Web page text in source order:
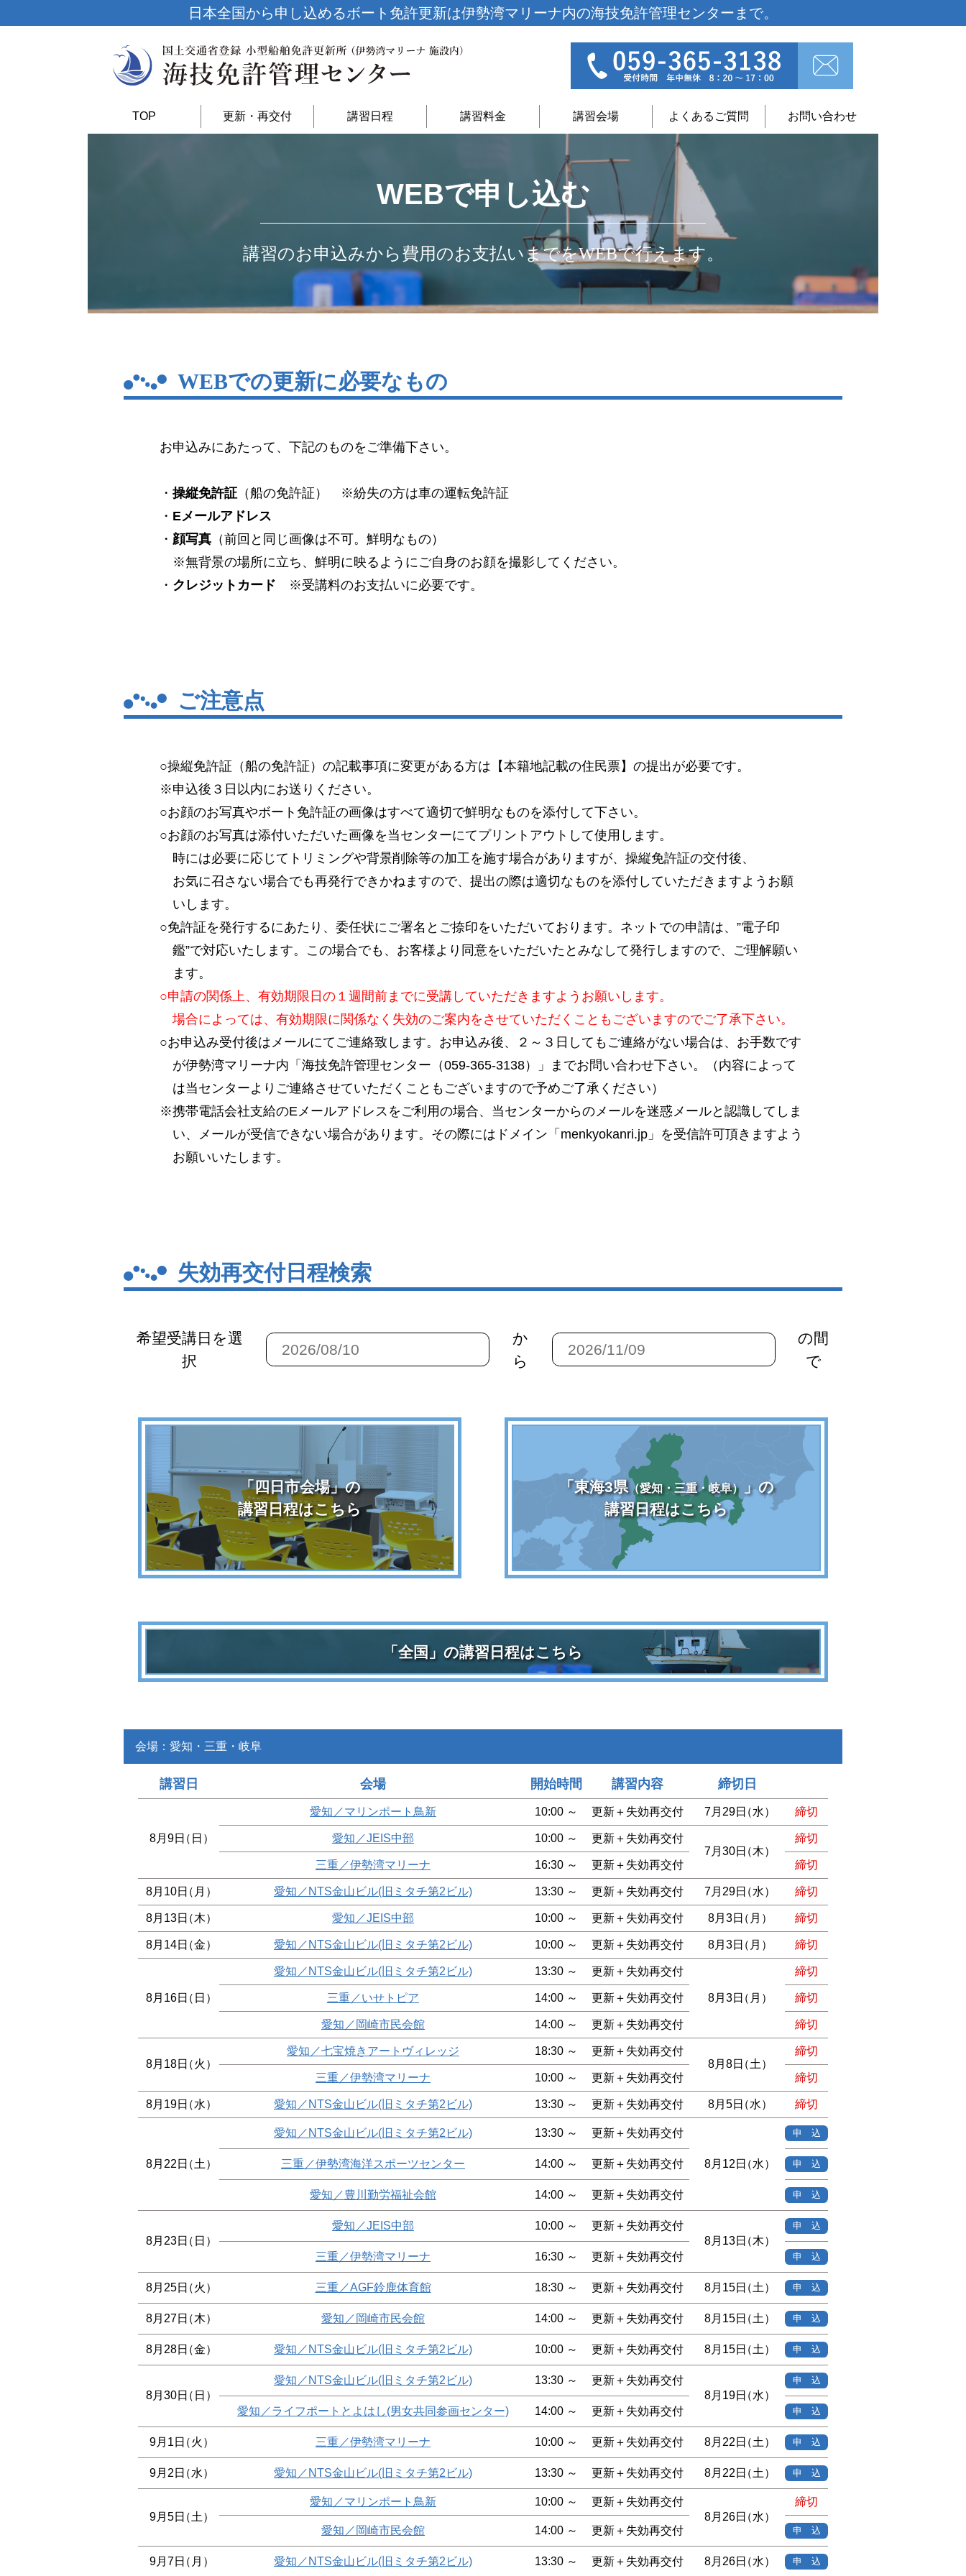
日本全国から申し込めるボート免許更新は伊勢湾マリーナ内の海技免許管理センターまで。
TOP 更新・再交付 講習日程 講習料金 講習会場 よくあるご質問 お問い合わせ
WEBで申し込む
講習のお申込みから費用のお支払いまでをWEBで行えます。
WEBでの更新に必要なもの
お申込みにあたって、下記のものをご準備下さい。
・ 操縦免許証 （船の免許証）
※紛失の方は車の運転免許証
・ Eメールアドレス
・ 顔写真 （前回と同じ画像は不可。鮮明なもの）
※無背景の場所に立ち、鮮明に映るようにご自身のお顔を撮影してください。
・ クレジットカード ※受講料のお支払いに必要です。
ご注意点
○操縦免許証（船の免許証）の記載事項に変更がある方は【本籍地記載の住民票】の提出が必要です。
※申込後３日以内にお送りください。
○お顔のお写真やボート免許証の画像はすべて適切で鮮明なものを添付して下さい。
○お顔のお写真は添付いただいた画像を当センターにてプリントアウトして使用します。
時には必要に応じてトリミングや背景削除等の加工を施す場合がありますが、操縦免許証の交付後、
お気に召さない場合でも再発行できかねますので、提出の際は適切なものを添付していただきますようお願
いします。
○免許証を発行するにあたり、委任状にご署名とご捺印をいただいております。ネットでの申請は、”電子印
鑑”で対応いたします。この場合でも、お客様より同意をいただいたとみなして発行しますので、ご理解願い
ます。
○申請の関係上、有効期限日の１週間前までに受講していただきますようお願いします。
場合によっては、有効期限に関係なく失効のご案内をさせていただくこともございますのでご了承下さい。
○お申込み受付後はメールにてご連絡致します。お申込み後、２～３日してもご連絡がない場合は、お手数です
が伊勢湾マリーナ内「海技免許管理センター（059-365-3138）」までお問い合わせ下さい。（内容によって
は当センターよりご連絡させていただくこともございますので予めご了承ください）
※携帯電話会社支給のEメールアドレスをご利用の場合、当センターからのメールを迷惑メールと認識してしま
い、メールが受信できない場合があります。その際にはドメイン「menkyokanri.jp」を受信許可頂きますよう
お願いいたします。
失効再交付日程検索
希望受講日を選
択
か
ら
の間
で
「四日市会場」の
講習日程はこちら
「東海3県（愛知・三重・岐阜）
」の
講習日程はこちら
「全国」の講習日程はこちら
会場：愛知・三重・岐阜
講習日 会場 開始時間 講習内容 締切日
8月9日（日）
愛知／マリンポート鳥新 10:00 ～ 更新＋失効再交付 7月29日（水） 締切
愛知／JEIS中部 10:00 ～
更新＋失効再交付
7月30日（木）
締切
三重／伊勢湾マリーナ 16:30 ～ 更新＋失効再交付 締切
8月10日（月） 愛知／NTS金山ビル(旧ミタチ第2ビル) 13:30 ～ 更新＋失効再交付 7月29日（水） 締切
8月13日（木） 愛知／JEIS中部 10:00 ～ 更新＋失効再交付 8月3日（月） 締切
8月14日（金） 愛知／NTS金山ビル(旧ミタチ第2ビル) 10:00 ～ 更新＋失効再交付 8月3日（月） 締切
8月16日（日）
愛知／NTS金山ビル(旧ミタチ第2ビル) 13:30 ～ 更新＋失効再交付
8月3日（月）
締切
三重／いせトピア 14:00 ～ 更新＋失効再交付 締切
愛知／岡崎市民会館 14:00 ～ 更新＋失効再交付 締切
8月18日（火）
愛知／七宝焼きアートヴィレッジ 18:30 ～
更新＋失効再交付
8月8日（土）
締切
三重／伊勢湾マリーナ 10:00 ～ 更新＋失効再交付 締切
8月19日（水） 愛知／NTS金山ビル(旧ミタチ第2ビル) 13:30 ～ 更新＋失効再交付 8月5日（水） 締切
8月22日（土）
愛知／NTS金山ビル(旧ミタチ第2ビル) 13:30 ～ 更新＋失効再交付
8月12日（水）
申 込
三重／伊勢湾海洋スポーツセンター 14:00 ～ 更新＋失効再交付 申 込
愛知／豊川勤労福祉会館 14:00 ～ 更新＋失効再交付 申 込
8月23日（日）
愛知／JEIS中部 10:00 ～
更新＋失効再交付
8月13日（木）
申 込
三重／伊勢湾マリーナ 16:30 ～ 更新＋失効再交付 申 込
8月25日（火） 三重／AGF鈴鹿体育館 18:30 ～ 更新＋失効再交付 8月15日（土） 申 込
8月27日（木） 愛知／岡崎市民会館 14:00 ～ 更新＋失効再交付 8月15日（土） 申 込
8月28日（金） 愛知／NTS金山ビル(旧ミタチ第2ビル) 10:00 ～ 更新＋失効再交付 8月15日（土） 申 込
8月30日（日）
愛知／NTS金山ビル(旧ミタチ第2ビル) 13:30 ～
更新＋失効再交付
8月19日（水）
申 込
愛知／ライフポートとよはし(男女共同参画センター) 14:00 ～ 更新＋失効再交付 申 込
9月1日（火） 三重／伊勢湾マリーナ 10:00 ～ 更新＋失効再交付 8月22日（土） 申 込
9月2日（水） 愛知／NTS金山ビル(旧ミタチ第2ビル) 13:30 ～ 更新＋失効再交付 8月22日（土） 申 込
9月5日（土）
愛知／マリンポート鳥新 10:00 ～
更新＋失効再交付
8月26日（水）
締切
愛知／岡崎市民会館 14:00 ～ 更新＋失効再交付 申 込
9月7日（月） 愛知／NTS金山ビル(旧ミタチ第2ビル) 13:30 ～ 更新＋失効再交付 8月26日（水） 申 込